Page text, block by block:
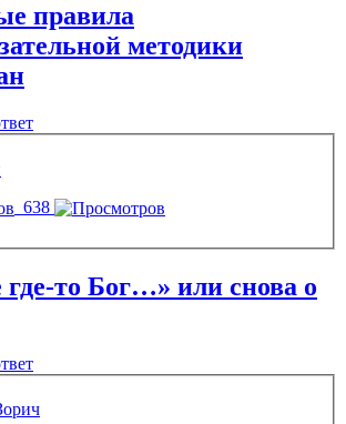
правила
методики
638
где-то Бог…» или снова о